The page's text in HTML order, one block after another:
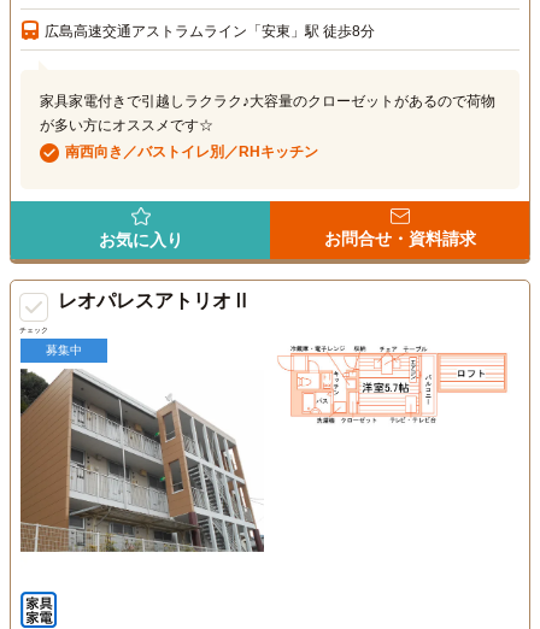
広島高速交通アストラムライン「安東」駅 徒歩8分
家具家電付きで引越しラクラク♪大容量のクローゼットがあるので荷物
が多い方にオススメです☆
南西向き／バストイレ別／RHキッチン
お気に入り お問合せ・資料請求
チェック
レオパレスアトリオⅡ
募集中